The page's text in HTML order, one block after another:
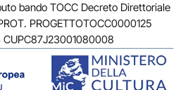
bando TOCC Decreto Direttoriale
PROGETTOTOCC0000125
CUPC87J23001080008